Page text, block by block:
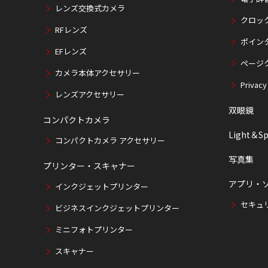
レンズ交換式カメラ
RFレンズ
EFレンズ
カメラ本体アクセサリー
レンズアクセサリー
コンパクトカメラ
コンパクトカメラ アクセサリー
プリンター・スキャナー
インクジェットプリンター
ビジネスインクジェットプリンター
ミニフォトプリンター
スキャナー
クロッ
ポイン
ページ
Privacy
双眼鏡
Light＆
写真集
アプリ・
セキュ